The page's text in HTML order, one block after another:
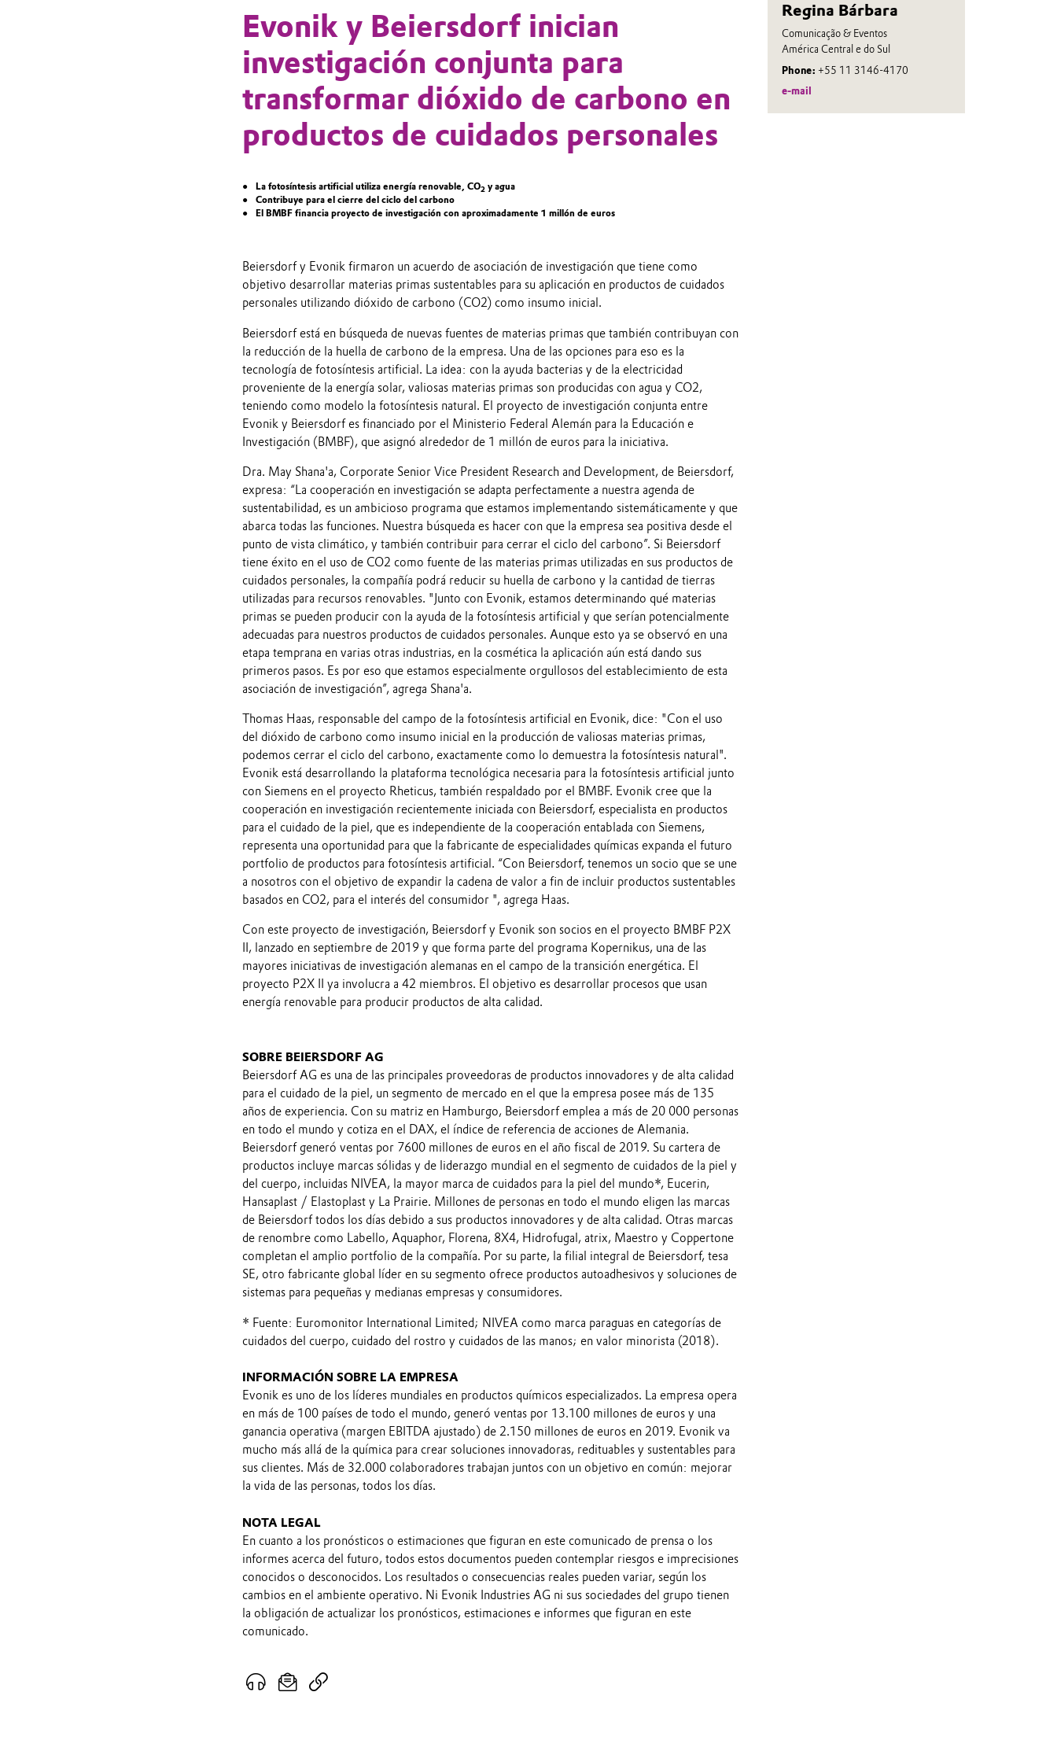
Regina Bárbara
Comunicação & Eventos
América Central e do Sul
Phone: +55 11 3146-4170
e-mail
Evonik y Beiersdorf inician
investigación conjunta para
transformar dióxido de carbono en
productos de cuidados personales
La fotosíntesis artificial utiliza energía renovable, CO2 y agua
Contribuye para el cierre del ciclo del carbono
El BMBF financia proyecto de investigación con aproximadamente 1 millón de euros
Beiersdorf y Evonik firmaron un acuerdo de asociación de investigación que tiene como
objetivo desarrollar materias primas sustentables para su aplicación en productos de cuidados
personales utilizando dióxido de carbono (CO2) como insumo inicial.
Beiersdorf está en búsqueda de nuevas fuentes de materias primas que también contribuyan con
la reducción de la huella de carbono de la empresa. Una de las opciones para eso es la
tecnología de fotosíntesis artificial. La idea: con la ayuda bacterias y de la electricidad
proveniente de la energía solar, valiosas materias primas son producidas con agua y CO2,
teniendo como modelo la fotosíntesis natural. El proyecto de investigación conjunta entre
Evonik y Beiersdorf es financiado por el Ministerio Federal Alemán para la Educación e
Investigación (BMBF), que asignó alrededor de 1 millón de euros para la iniciativa.
Dra. May Shana'a, Corporate Senior Vice President Research and Development, de Beiersdorf,
expresa: “La cooperación en investigación se adapta perfectamente a nuestra agenda de
sustentabilidad, es un ambicioso programa que estamos implementando sistemáticamente y que
abarca todas las funciones. Nuestra búsqueda es hacer con que la empresa sea positiva desde el
punto de vista climático, y también contribuir para cerrar el ciclo del carbono”. Si Beiersdorf
tiene éxito en el uso de CO2 como fuente de las materias primas utilizadas en sus productos de
cuidados personales, la compañía podrá reducir su huella de carbono y la cantidad de tierras
utilizadas para recursos renovables. "Junto con Evonik, estamos determinando qué materias
primas se pueden producir con la ayuda de la fotosíntesis artificial y que serían potencialmente
adecuadas para nuestros productos de cuidados personales. Aunque esto ya se observó en una
etapa temprana en varias otras industrias, en la cosmética la aplicación aún está dando sus
primeros pasos. Es por eso que estamos especialmente orgullosos del establecimiento de esta
asociación de investigación”, agrega Shana'a.
Thomas Haas, responsable del campo de la fotosíntesis artificial en Evonik, dice: "Con el uso
del dióxido de carbono como insumo inicial en la producción de valiosas materias primas,
podemos cerrar el ciclo del carbono, exactamente como lo demuestra la fotosíntesis natural".
Evonik está desarrollando la plataforma tecnológica necesaria para la fotosíntesis artificial junto
con Siemens en el proyecto Rheticus, también respaldado por el BMBF. Evonik cree que la
cooperación en investigación recientemente iniciada con Beiersdorf, especialista en productos
para el cuidado de la piel, que es independiente de la cooperación entablada con Siemens,
representa una oportunidad para que la fabricante de especialidades químicas expanda el futuro
portfolio de productos para fotosíntesis artificial. “Con Beiersdorf, tenemos un socio que se une
a nosotros con el objetivo de expandir la cadena de valor a fin de incluir productos sustentables
basados en CO2, para el interés del consumidor ", agrega Haas.
Con este proyecto de investigación, Beiersdorf y Evonik son socios en el proyecto BMBF P2X
II, lanzado en septiembre de 2019 y que forma parte del programa Kopernikus, una de las
mayores iniciativas de investigación alemanas en el campo de la transición energética. El
proyecto P2X II ya involucra a 42 miembros. El objetivo es desarrollar procesos que usan
energía renovable para producir productos de alta calidad.
SOBRE BEIERSDORF AG
Beiersdorf AG es una de las principales proveedoras de productos innovadores y de alta calidad
para el cuidado de la piel, un segmento de mercado en el que la empresa posee más de 135
años de experiencia. Con su matriz en Hamburgo, Beiersdorf emplea a más de 20 000 personas
en todo el mundo y cotiza en el DAX, el índice de referencia de acciones de Alemania.
Beiersdorf generó ventas por 7600 millones de euros en el año fiscal de 2019. Su cartera de
productos incluye marcas sólidas y de liderazgo mundial en el segmento de cuidados de la piel y
del cuerpo, incluidas NIVEA, la mayor marca de cuidados para la piel del mundo*, Eucerin,
Hansaplast / Elastoplast y La Prairie. Millones de personas en todo el mundo eligen las marcas
de Beiersdorf todos los días debido a sus productos innovadores y de alta calidad. Otras marcas
de renombre como Labello, Aquaphor, Florena, 8X4, Hidrofugal, atrix, Maestro y Coppertone
completan el amplio portfolio de la compañía. Por su parte, la filial integral de Beiersdorf, tesa
SE, otro fabricante global líder en su segmento ofrece productos autoadhesivos y soluciones de
sistemas para pequeñas y medianas empresas y consumidores.
* Fuente: Euromonitor International Limited; NIVEA como marca paraguas en categorías de
cuidados del cuerpo, cuidado del rostro y cuidados de las manos; en valor minorista (2018).
INFORMACIÓN SOBRE LA EMPRESA
Evonik es uno de los líderes mundiales en productos químicos especializados. La empresa opera
en más de 100 países de todo el mundo, generó ventas por 13.100 millones de euros y una
ganancia operativa (margen EBITDA ajustado) de 2.150 millones de euros en 2019. Evonik va
mucho más allá de la química para crear soluciones innovadoras, redituables y sustentables para
sus clientes. Más de 32.000 colaboradores trabajan juntos con un objetivo en común: mejorar
la vida de las personas, todos los días.
NOTA LEGAL
En cuanto a los pronósticos o estimaciones que figuran en este comunicado de prensa o los
informes acerca del futuro, todos estos documentos pueden contemplar riesgos e imprecisiones
conocidos o desconocidos. Los resultados o consecuencias reales pueden variar, según los
cambios en el ambiente operativo. Ni Evonik Industries AG ni sus sociedades del grupo tienen
la obligación de actualizar los pronósticos, estimaciones e informes que figuran en este
comunicado.